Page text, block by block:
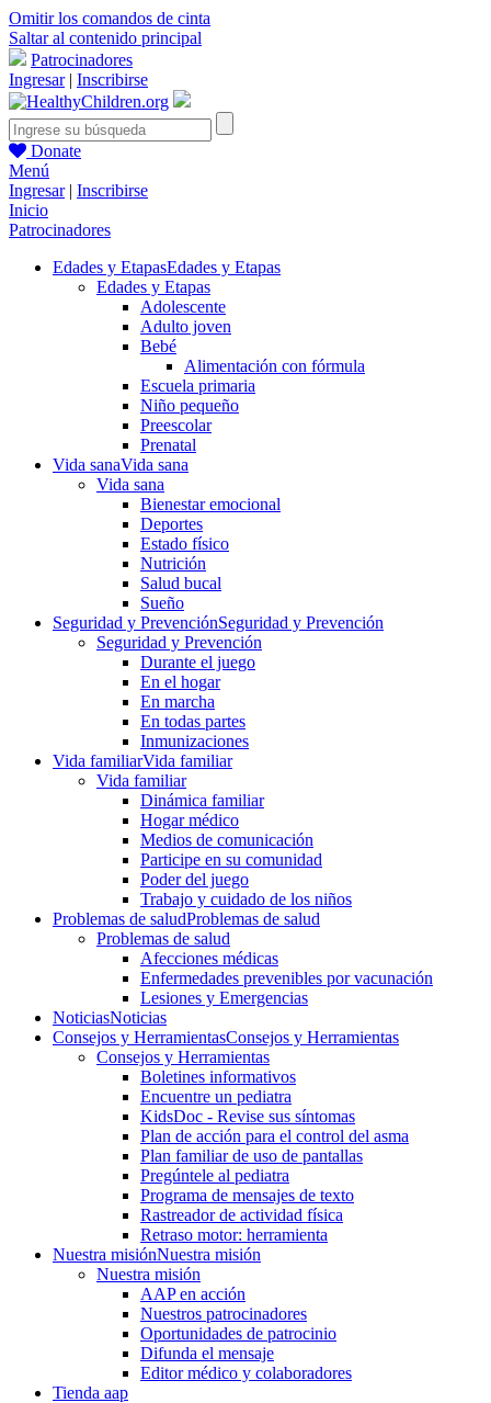
Omitir los comandos de cinta
Saltar al contenido principal
Patrocinadores
Ingresar| Inscribirse
Donate
Menú
Ingresar| Inscribirse
Inicio
Patrocinadores
Edades y EtapasEdades y Etapas
Edades y Etapas
Adolescente
Adulto joven
Bebé
Alimentación con fórmula
Escuela primaria
Niño pequeño
Preescolar
Prenatal
Vida sanaVida sana
Vida sana
Bienestar emocional
Deportes
Estado físico
Nutrición
Salud bucal
Sueño
Seguridad y PrevenciónSeguridad y Prevención
Seguridad y Prevención
Durante el juego
En el hogar
En marcha
En todas partes
Inmunizaciones
Vida familiarVida familiar
Vida familiar
Dinámica familiar
Hogar médico
Medios de comunicación
Participe en su comunidad
Poder del juego
Trabajo y cuidado de los niños
Problemas de saludProblemas de salud
Problemas de salud
Afecciones médicas
Enfermedades prevenibles por vacunación
Lesiones y Emergencias
NoticiasNoticias
Consejos y HerramientasConsejos y Herramientas
Consejos y Herramientas
Boletines informativos
Encuentre un pediatra
KidsDoc - Revise sus síntomas
Plan de acción para el control del asma
Plan familiar de uso de pantallas
Pregúntele al pediatra
Programa de mensajes de texto
Rastre​​ador de activida​d física
Retraso motor: herramienta
Nuestra misiónNuestra misión
Nuestra misión
AAP en acción
Nuestros patrocinadores
Oportunidades de patrocinio
Difunda el mensaje
Editor médico y colaboradores
Tienda aap